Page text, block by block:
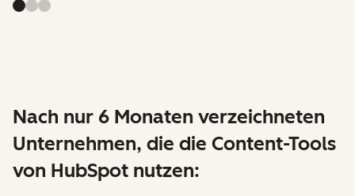
Nach nur 6 Monaten verzeichneten
Unternehmen, die die Content-Tools
von HubSpot nutzen: